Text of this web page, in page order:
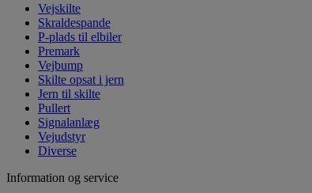
Vejskilte
Skraldespande
P-plads til elbiler
Premark
Vejbump
Skilte opsat i jern
Jern til skilte
Pullert
Signalanlæg
Vejudstyr
Diverse
Information og service